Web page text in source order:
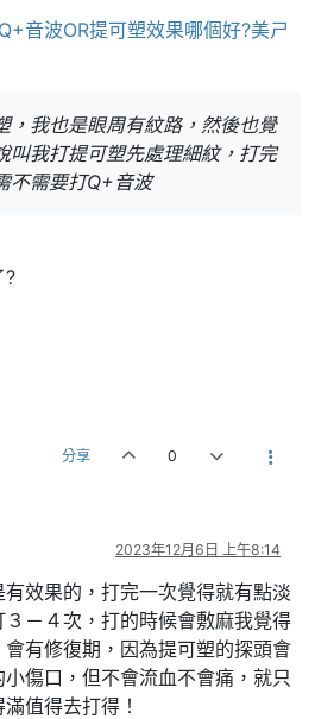
音波OR提可塑效果哪個好?美ㄕ
，我也是眼周有紋路，然後也覺
叫我打提可塑先處理細紋，打完
不需要打Q+音波
?
分享 0
2023年12月6日 上午8:14
效果的，打完一次覺得就有點淡
－４次，打的時候會敷麻我覺得
有修復期，因為提可塑的探頭會
傷口，但不會流血不會痛，就只
值得去打得！